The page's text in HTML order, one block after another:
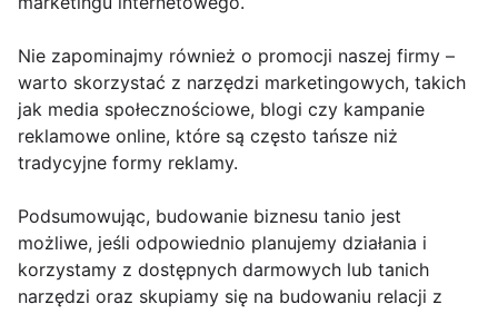
Nie zapominajmy również o promocji naszej firmy –
warto skorzystać z narzędzi marketingowych, takich
jak media społecznościowe, blogi czy kampanie
reklamowe online, które są często tańsze niż
tradycyjne formy reklamy.
Podsumowując, budowanie biznesu tanio jest
możliwe, jeśli odpowiednio planujemy działania i
korzystamy z dostępnych darmowych lub tanich
narzędzi oraz skupiamy się na budowaniu relacji z